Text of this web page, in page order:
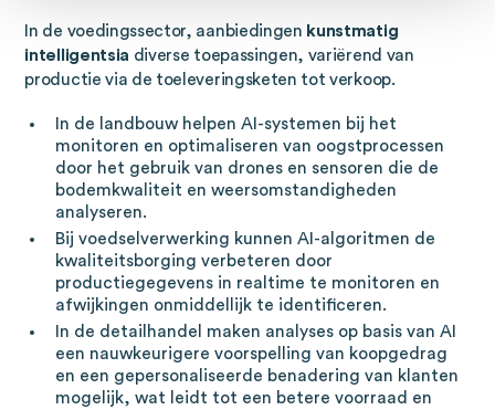
In de voedingssector, aanbiedingen kunstmatig
intelligentsia diverse toepassingen, variërend van
productie via de toeleveringsketen tot verkoop.
In de landbouw helpen AI-systemen bij het
monitoren en optimaliseren van oogstprocessen
door het gebruik van drones en sensoren die de
bodemkwaliteit en weersomstandigheden
analyseren.
Bij voedselverwerking kunnen AI-algoritmen de
kwaliteitsborging verbeteren door
productiegegevens in realtime te monitoren en
afwijkingen onmiddellijk te identificeren.
In de detailhandel maken analyses op basis van AI
een nauwkeurigere voorspelling van koopgedrag
en een gepersonaliseerde benadering van klanten
mogelijk, wat leidt tot een betere voorraad en